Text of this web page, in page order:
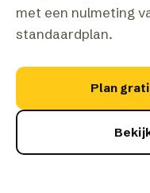
met een nulmeting
standaardplan.
Plan